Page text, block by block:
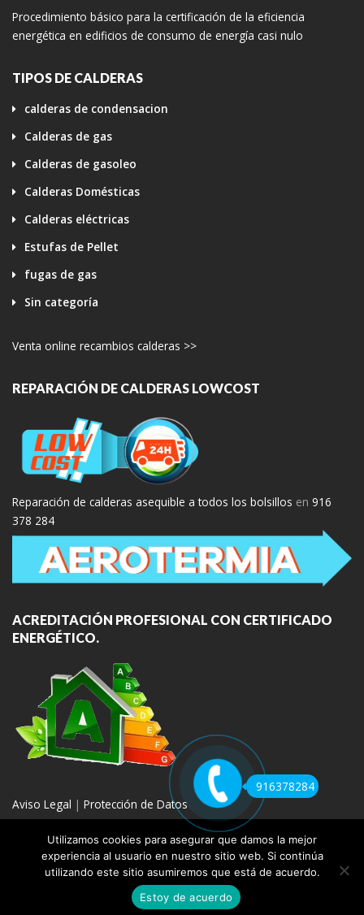
Procedimiento básico para la certificación de la eficiencia
energética en edificios de consumo de energía casi nulo
TIPOS DE CALDERAS
calderas de condensacion
Calderas de gas
Calderas de gasoleo
Calderas Domésticas
Calderas eléctricas
Estufas de Pellet
fugas de gas
Sin categoría
Venta online recambios calderas >>
REPARACIÓN DE CALDERAS LOWCOST
Reparación de calderas asequible a todos los bolsillos en 916
378 284
ACREDITACIÓN PROFESIONAL CON CERTIFICADO
ENERGÉTICO.
Aviso Legal | Protección de Datos
COPYRIGHT 2020 | REPARACION DE CALDERAS MADRID
VENTA E INSTALACIÓN AEROTERMIA
Utilizamos cookies para asegurar que damos la mejor
experiencia al usuario en nuestro sitio web. Si continúa
utilizando este sitio asumiremos que está de acuerdo.
Estoy de acuerdo
916378284